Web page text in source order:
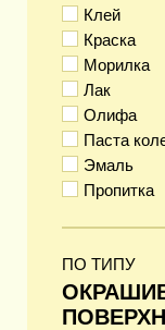
Клей
Краска
Морилка
Лак
Олифа
Паста
Эмаль
Пропитка
ПО ТИПУ